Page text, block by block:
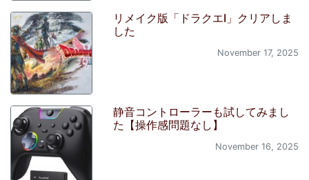
リメイク版「ドラクエI」クリアしま
した
November 17, 2025
静音コントローラーも試してみまし
た【操作感問題なし】
November 16, 2025